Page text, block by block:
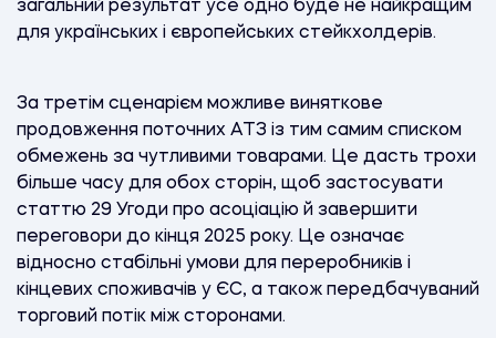
загальний результат усе одно буде не найкращим
для українських і європейських стейкхолдерів.
За третім сценарієм можливе виняткове
продовження поточних ATЗ із тим самим списком
обмежень за чутливими товарами. Це дасть трохи
більше часу для обох сторін, щоб застосувати
статтю 29 Угоди про асоціацію й завершити
переговори до кінця 2025 року. Це означає
відносно стабільні умови для переробників і
кінцевих споживачів у ЄС, а також передбачуваний
торговий потік між сторонами.